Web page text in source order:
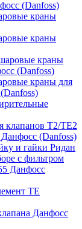
(Danfoss)
краны
краны
краны
(Danfoss)
краны для
клапанов T2/TE2
(Danfoss)
и гайки Ридан
с фильтром
Данфосс
TE
Данфосс